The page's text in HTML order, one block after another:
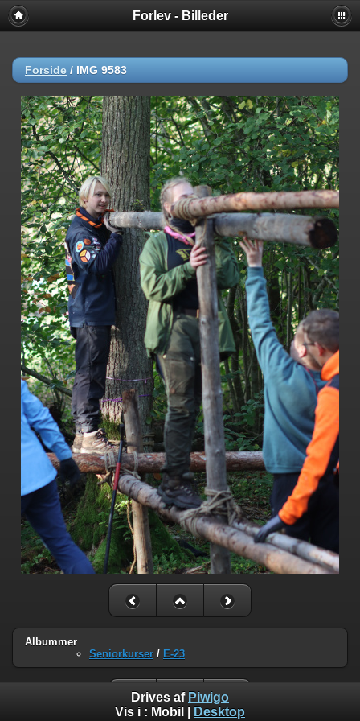
Forlev - Billeder
Forside / IMG 9583
Albummer
Seniorkurser / E-23
Drives af Piwigo
Vis i : Mobil Desktop